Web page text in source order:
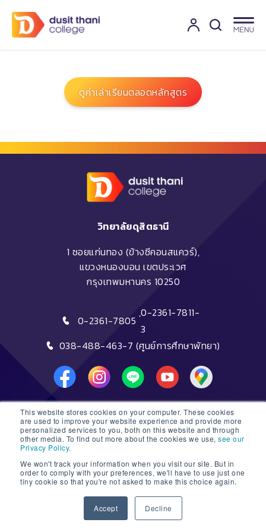
This website stores cookies on your computer. These cookies
are used to improve your website experience and provide more
personalized services to you, both on this website and through
other media. To find out more about the cookies we use, see our
Privacy Policy.
We won't track your information when you visit our site. But in
order to comply with your preferences, we'll have to use just one
tiny cookie so that you're not asked to make this choice again.
Accept Decline
ดูค่าเล่าเรียนตลอดหลักสูตร
วิทยาลัยดุสิตธานี
1 ซอยแก่นทอง (ข้างซีคอนสแควร์),
แขวงหนองบอน เขตประเวศ
กรุงเทพมหานคร 10250
0-2361-7805
,0-2361-7811-
3
038-488-463-7 (ศูนย์การศึกษาพัทยา)
DTC HOTLINE
FAQs
ติดต่อฝ่ายรับสมัครหลักสูตรระยะสั้น
ติดต่อฝ่ายรับสมัครหลักสูตรปริญญา
© 2026 Dusit Thani College |